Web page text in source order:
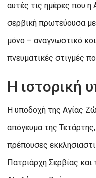
αυτές τις ημέρες που η
σερβική πρωτεύουσα
μόνο – αναγνωστικό
πνευματικές στιγμές
Η ιστορική
Η υποδοχή της Αγίας
απόγευμα της
πρέπουσες
Πατριάρχη Σερβίας